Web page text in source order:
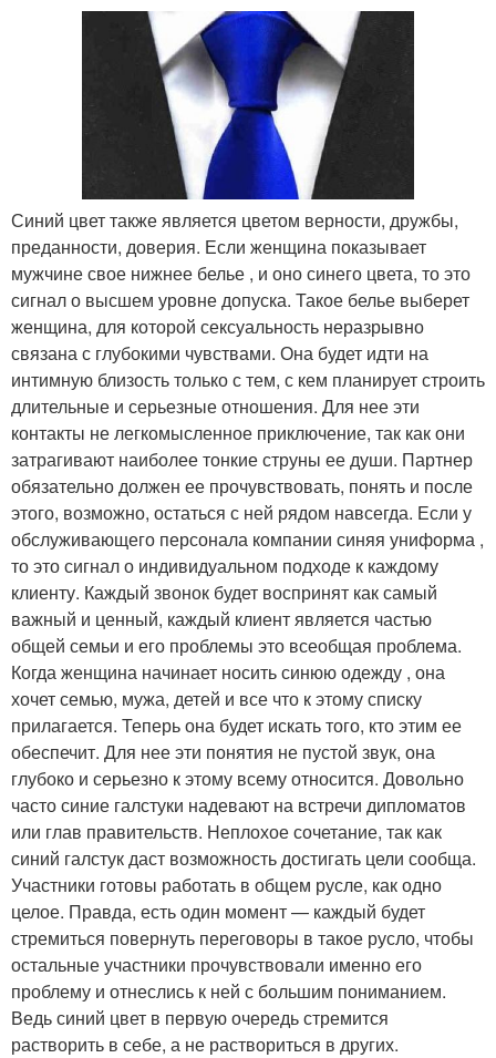
Синий цвет также является цветом верности, дружбы,
преданности, доверия. Если женщина показывает
мужчине свое нижнее белье , и оно синего цвета, то это
сигнал о высшем уровне допуска. Такое белье выберет
женщина, для которой сексуальность неразрывно
связана с глубокими чувствами. Она будет идти на
интимную близость только с тем, с кем планирует строить
длительные и серьезные отношения. Для нее эти
контакты не легкомысленное приключение, так как они
затрагивают наиболее тонкие струны ее души. Партнер
обязательно должен ее прочувствовать, понять и после
этого, возможно, остаться с ней рядом навсегда. Если у
обслуживающего персонала компании синяя униформа ,
то это сигнал о индивидуальном подходе к каждому
клиенту. Каждый звонок будет воспринят как самый
важный и ценный, каждый клиент является частью
общей семьи и его проблемы это всеобщая проблема.
Когда женщина начинает носить синюю одежду , она
хочет семью, мужа, детей и все что к этому списку
прилагается. Теперь она будет искать того, кто этим ее
обеспечит. Для нее эти понятия не пустой звук, она
глубоко и серьезно к этому всему относится. Довольно
часто синие галстуки надевают на встречи дипломатов
или глав правительств. Неплохое сочетание, так как
синий галстук даст возможность достигать цели сообща.
Участники готовы работать в общем русле, как одно
целое. Правда, есть один момент — каждый будет
стремиться повернуть переговоры в такое русло, чтобы
остальные участники прочувствовали именно его
проблему и отнеслись к ней с большим пониманием.
Ведь синий цвет в первую очередь стремится
растворить в себе, а не раствориться в других.